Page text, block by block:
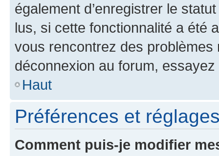
également d’enregistrer le
lus, si cette fonctionnalité a été
vous rencontrez des
déconnexion au forum,
Haut
Préférences et
Comment puis-je modifier